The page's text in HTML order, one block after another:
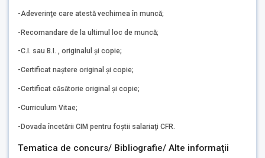
-Adeverinţe care atestă vechimea în muncă;
-Recomandare de la ultimul loc de muncă;
-C.I. sau B.I. , originalul şi copie;
-Certificat naştere original şi copie;
-Certificat căsătorie original şi copie;
-Curriculum Vitae;
-Dovada încetării CIM pentru foştii salariaţi CFR.
Tematica de concurs/ Bibliografie/ Alte informaţii